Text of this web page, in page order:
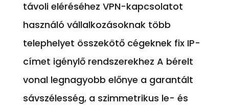
távoli eléréséhez VPN-kapcsolatot
használó vállalkozásoknak több
telephelyet összekötő cégeknek fix IP-
címet igénylő rendszerekhez A bérelt
vonal legnagyobb előnye a garantált
sávszélesség, a szimmetrikus le- és